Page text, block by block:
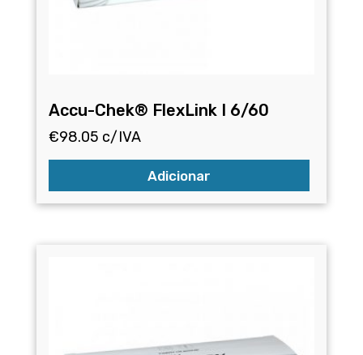
Accu-Chek® FlexLink I 6/60
€98.05 c/IVA
Adicionar